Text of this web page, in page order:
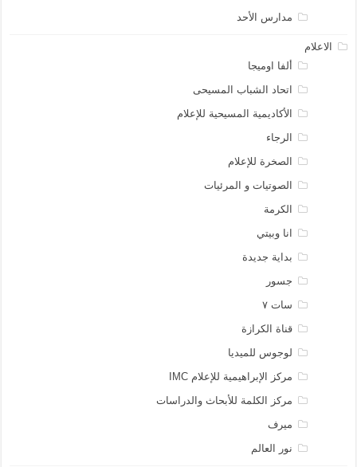
مدارس الأحد
الاعلام
ألفا اوميجا
اتحاد الشباب المسيحى
الأكاديمية المسيحية للإعلام
الرجاء
الصخرة للإعلام
الصوتيات و المرئيات
الكرمة
انا وبيتي
بداية جديدة
جسور
سات ٧
قناة الكرازة
لوجوس للميديا
مركز الإبراهيمية للإعلام IMC
مركز الكلمة للأبحاث والدراسات
ميرف
نور العالم